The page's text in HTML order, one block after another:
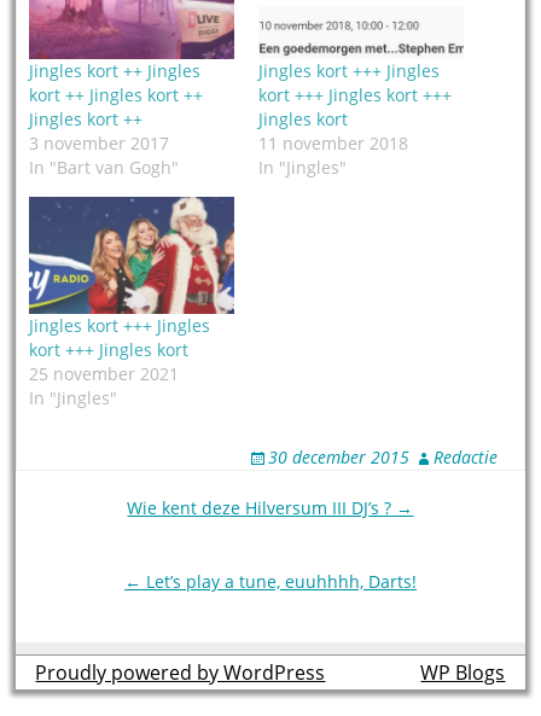
Jingles kort ++ Jingles
kort ++ Jingles kort ++
Jingles kort ++
3 november 2017
In "Bart van Gogh"
Jingles kort +++ Jingles
kort +++ Jingles kort +++
Jingles kort
11 november 2018
In "Jingles"
Jingles kort +++ Jingles
kort +++ Jingles kort
25 november 2021
In "Jingles"
30 december 2015 Redactie
Wie kent deze Hilversum III DJ’s ? →
← Let’s play a tune, euuhhhh, Darts!
Proudly powered by WordPress theme byWP Blogs